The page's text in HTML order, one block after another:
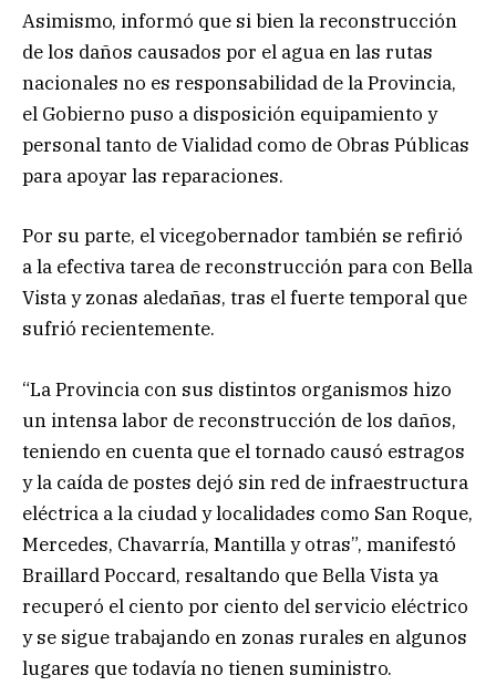
Asimismo, informó que si bien la reconstrucción
de los daños causados por el agua en las rutas
nacionales no es responsabilidad de la Provincia,
el Gobierno puso a disposición equipamiento y
personal tanto de Vialidad como de Obras Públicas
para apoyar las reparaciones.
Por su parte, el vicegobernador también se refirió
a la efectiva tarea de reconstrucción para con Bella
Vista y zonas aledañas, tras el fuerte temporal que
sufrió recientemente.
“La Provincia con sus distintos organismos hizo
un intensa labor de reconstrucción de los daños,
teniendo en cuenta que el tornado causó estragos
y la caída de postes dejó sin red de infraestructura
eléctrica a la ciudad y localidades como San Roque,
Mercedes, Chavarría, Mantilla y otras”, manifestó
Braillard Poccard, resaltando que Bella Vista ya
recuperó el ciento por ciento del servicio eléctrico
y se sigue trabajando en zonas rurales en algunos
lugares que todavía no tienen suministro.